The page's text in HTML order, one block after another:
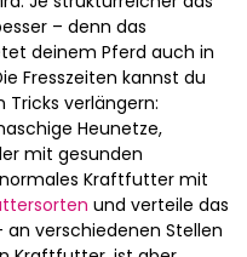
– denn das
deinem Pferd auch in
Fresszeiten kannst du
verlängern:
Heunetze,
mit gesunden
Kraftfutter mit
und verteile das
verschiedenen Stellen